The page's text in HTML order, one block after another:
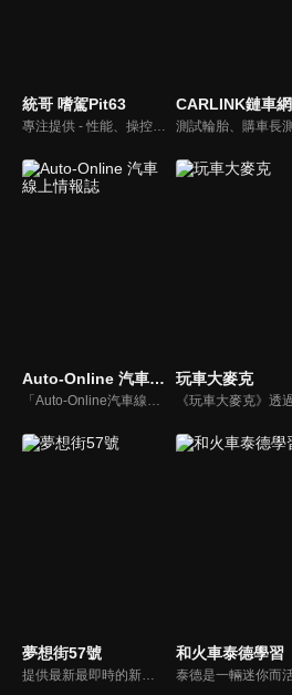
統哥 嗜駕Pit63
專注提供 - 性能、操控、改裝、樂趣、實用 的汽車頻道。
CARLINK鏈車網
Auto-Online 汽車線上情報誌
「Auto-Online汽車線上情報誌」成立於1999年，是一個將網路平台、平面雜誌與影音頻道結合的專業汽車媒體。影音內容：汽車試駕、重機試駕、車壇快訊、老車單元以及集體評比，我們致力呈現最真實的試駕體驗。
玩車大麥克
夢想街57號
提供最新最即時的新車資訊、邀請汽車達人分享試車報告，同時幫觀眾做最仔細的車款集評。還有專家分享最實用、最省錢的愛車維修撇步，甚至將難得一見的限量車、改裝車直接搬到棚內，將更專業、更豐富、更多元化的內容呈現給觀眾。
和火車泰德學習